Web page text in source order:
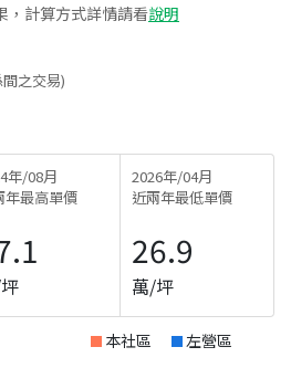
，計算方式詳情請看說明
之交易)
年/08月
年最高單價
2026年/04月
近兩年最低單價
26.9
萬/坪
本社區 左營區